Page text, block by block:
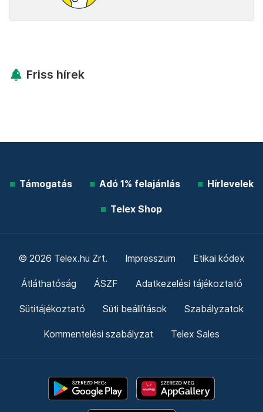
Friss hírek
Támogatás Adó 1% felajánlás Hírlevelek
Telex Shop
© 2026 Telex.hu Zrt. Impresszum Etikai kódex
Átláthatóság ÁSZF Adatkezelési tájékoztató
Sütitájékoztató Süti beállítások Szabályzatok
Kommentelési szabályzat Telex Sales